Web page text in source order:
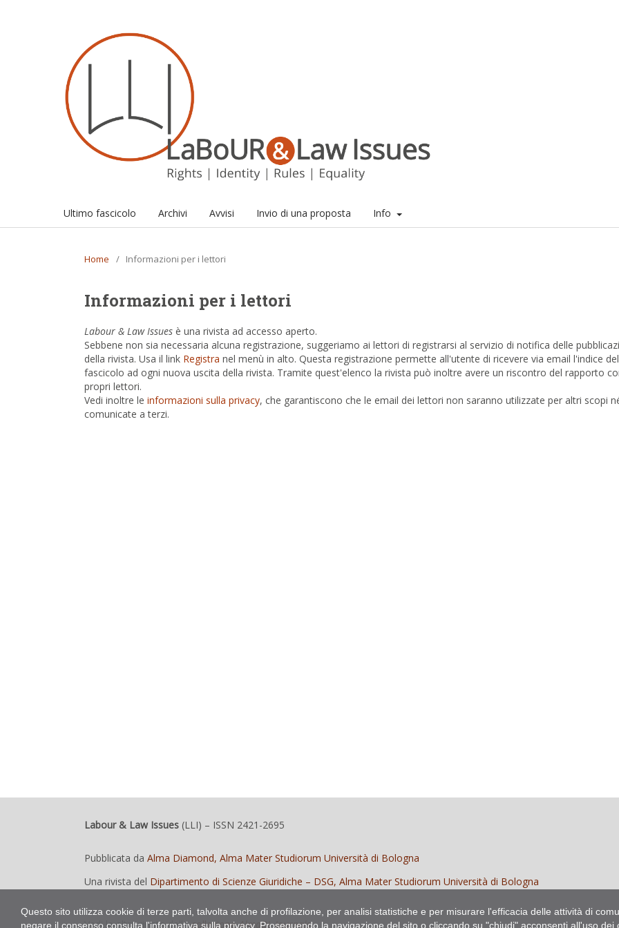
Questo sito utilizza cookie di terze parti, talvolta anche di profilazione, per analisi statistiche e per misurare l'efficacia delle attività di
negare il consenso consulta l'informativa sulla privacy. Proseguendo la navigazione del sito o cliccando su "chiudi" acconsenti all'uso dei
Ultimo fascicolo Archivi Avvisi Invio di una proposta Info
Home / Informazioni per i lettori
Informazioni per i lettori
Labour & Law Issues è una rivista ad accesso aperto.
Sebbene non sia necessaria alcuna registrazione, suggeriamo ai lettori di registrarsi al servizio di notifica delle
della rivista. Usa il link Registra nel menù in alto. Questa registrazione permette all'utente di ricevere via email l'indice del
fascicolo ad ogni nuova uscita della rivista. Tramite quest'elenco la rivista può inoltre avere un riscontro del rapporto
propri lettori.
Vedi inoltre le informazioni sulla privacy, che garantiscono che le email dei lettori non saranno utilizzate per altri scopi
comunicate a terzi.
Labour & Law Issues (LLI) – ISSN 2421-2695
Pubblicata da Alma Diamond, Alma Mater Studiorum Università di Bologna
Una rivista del Dipartimento di Scienze Giuridiche – DSG, Alma Mater Studiorum Università di Bologna
Vedi le altre riviste dellacollezioneAlmaDL Journals